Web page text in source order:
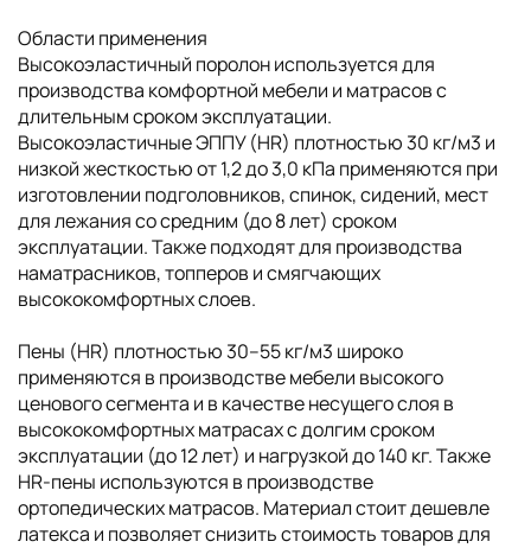
Области применения
Высокоэластичный поролон используется для
производства комфортной мебели и матрасов с
длительным сроком эксплуатации.
Высокоэластичные ЭППУ (HR) плотностью 30 кг/м3 и
низкой жесткостью от 1,2 до 3,0 кПа применяются при
изготовлении подголовников, спинок, сидений, мест
для лежания со средним (до 8 лет) сроком
эксплуатации. Также подходят для производства
наматрасников, топперов и смягчающих
высококомфортных слоев.
Пены (HR) плотностью 30–55 кг/м3 широко
применяются в производстве мебели высокого
ценового сегмента и в качестве несущего слоя в
высококомфортных матрасах с долгим сроком
эксплуатации (до 12 лет) и нагрузкой до 140 кг. Также
HR-пены используются в производстве
ортопедических матрасов. Материал стоит дешевле
латекса и позволяет снизить стоимость товаров для